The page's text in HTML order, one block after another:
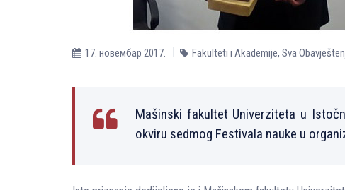
17. новембар 2017. Fakulteti i Akademije, Sva
Mašinski fakultet Univerziteta u
okviru sedmog Festivala nauke u